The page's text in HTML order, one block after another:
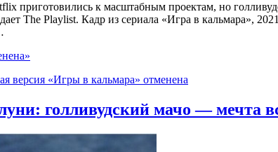
приготовились к масштабным проектам, но
The Playlist. Кадр из сериала «Игра в кальмара»,
версия «Игры в кальмара» отменена
голливудский мачо — мечта